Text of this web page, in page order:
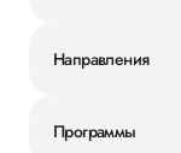
Направления
Программы